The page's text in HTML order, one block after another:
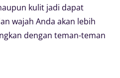
kulit jadi dapat
wajah Anda akan lebih
dengan teman-teman